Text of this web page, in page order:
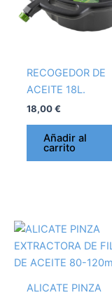
RECOGEDOR DE
ACEITE 18L.
18,00€
Añadir al
carrito
ALICATE PINZA